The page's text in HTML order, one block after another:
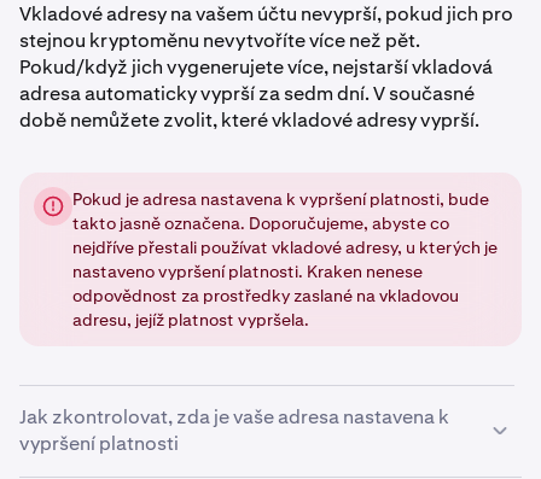
Vkladové adresy na vašem účtu nevyprší, pokud jich pro
stejnou kryptoměnu nevytvoříte více než pět.
Pokud/když jich vygenerujete více, nejstarší vkladová
adresa automaticky vyprší za sedm dní. V současné
době nemůžete zvolit, které vkladové adresy vyprší.
Pokud je adresa nastavena k vypršení platnosti, bude
takto jasně označena. Doporučujeme, abyste co
nejdříve přestali používat vkladové adresy, u kterých je
nastaveno vypršení platnosti. Kraken nenese
odpovědnost za prostředky zaslané na vkladovou
adresu, jejíž platnost vypršela.
Jak zkontrolovat, zda je vaše adresa nastavena k
vypršení platnosti